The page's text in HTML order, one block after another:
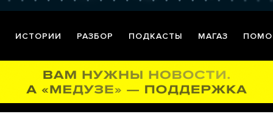
ИСТОРИИ РАЗБОР ПОДКАСТЫ МАГАЗ